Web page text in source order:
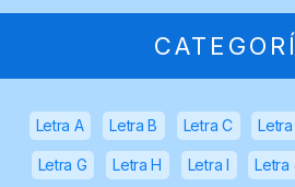
Letra A Letra B Letra C
Letra G Letra H Letra I Letra